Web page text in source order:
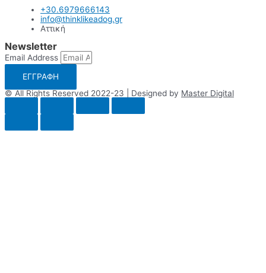
+30.6979666143
info@thinklikeadog.gr
Αττική
Newsletter
Email Address
ΕΓΓΡΑΦΗ
© All Rights Reserved 2022-23 | Designed by Master Digital